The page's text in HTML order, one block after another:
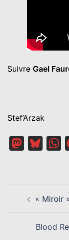
Suivre Gael
Stef’Arzak
Mastodon
D’ARTICLE
« Miroir
Blood